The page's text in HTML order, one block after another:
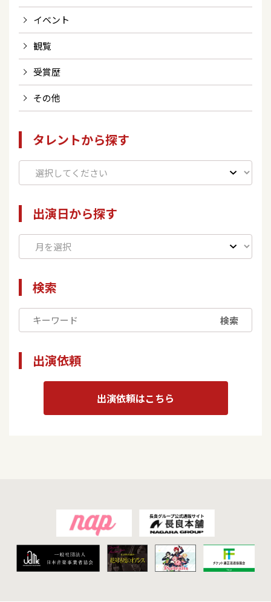
イベント
観覧
受賞歴
その他
タレントから探す
出演日から探す
検索
検索
出演依頼
出演依頼はこちら